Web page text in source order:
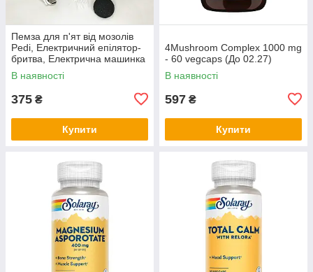
Пемза для п'ят від мозолів
Pedi, Електричний епілятор-
бритва, Електрична машинка
для чищення п'ят EU-11
В наявності
375 ₴
Купити
4Mushroom Complex 1000 mg
- 60 vegcaps (До 02.27)
В наявності
597 ₴
Купити